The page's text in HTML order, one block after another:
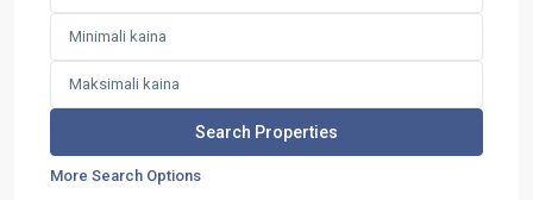
More Search Options